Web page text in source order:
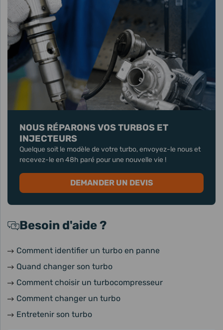
NOUS RÉPARONS VOS TURBOS ET
INJECTEURS
Quelque soit le modèle de votre turbo, envoyez-le nous et
recevez-le en 48h paré pour une nouvelle vie !
DEMANDER UN DEVIS
Besoin d'aide ?
Comment identifier un turbo en panne
Quand changer son turbo
Comment choisir un turbocompresseur
Comment changer un turbo
Entretenir son turbo